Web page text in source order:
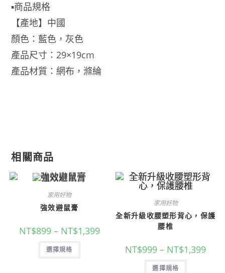
▪️商品規格
【產地】中國
顏色：藍色，灰色
產品尺寸：29×19cm
產品材質：網布，滌綸
相關商品
家用好物
強效避鼠膏
NT$899– NT$1,399
選擇規格
家用好物
全新升級收腰塑形背心，保護
腰椎
NT$999 – NT$1,399
選擇規格